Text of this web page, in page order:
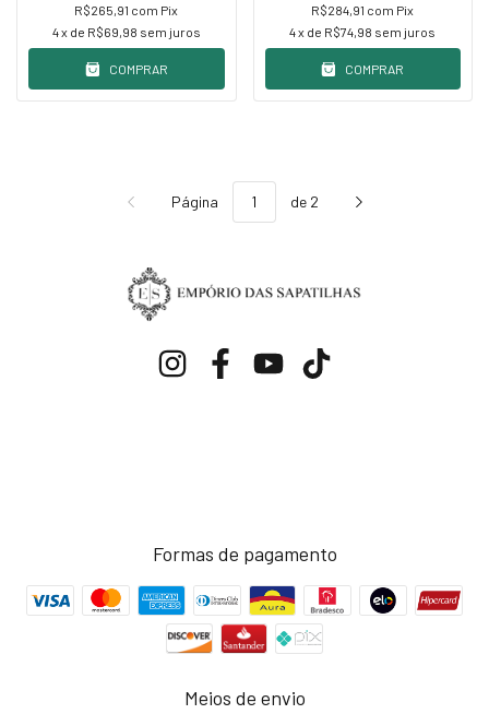
R$265,91 com Pix
4x de R$69,98 sem juros
COMPRAR
R$284,91 com Pix
4x de R$74,98 sem juros
COMPRAR
Página de 2
Formas de pagamento
Meios de envio